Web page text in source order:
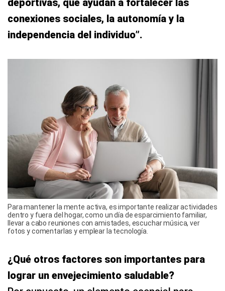
deportivas, que ayudan a fortalecer las
conexiones sociales, la autonomía y la
independencia del individuo”.
Para mantener la mente activa, es importante realizar actividades
dentro y fuera del hogar, como un día de esparcimiento familiar,
llevar a cabo reuniones con amistades, escuchar música, ver
fotos y comentarlas y emplear la tecnología.
¿Qué otros factores son importantes para
lograr un envejecimiento saludable?